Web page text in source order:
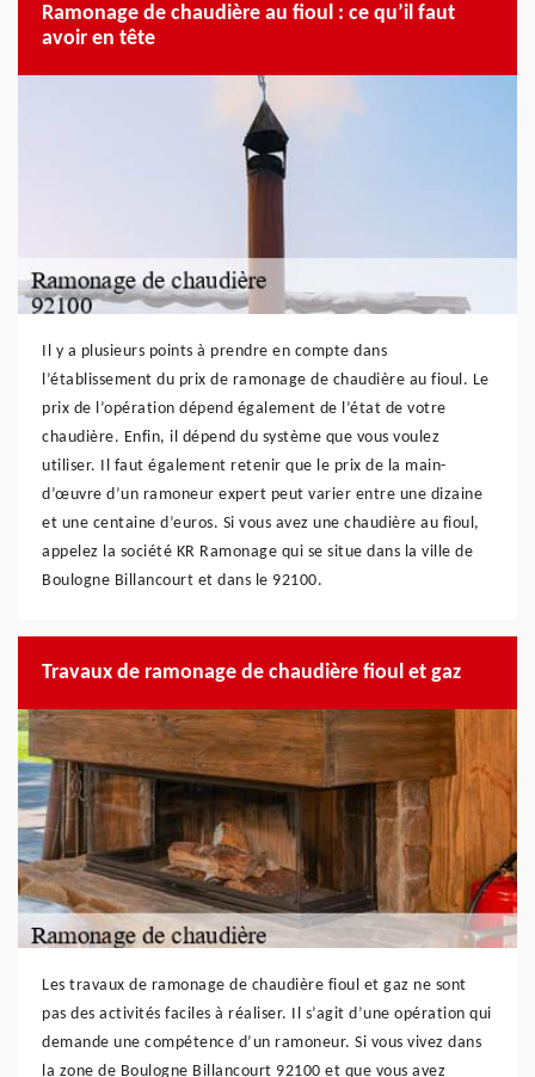
Ramonage de chaudière au fioul : ce qu’il faut
avoir en tête
Il y a plusieurs points à prendre en compte dans
l’établissement du prix de ramonage de chaudière au fioul. Le
prix de l’opération dépend également de l’état de votre
chaudière. Enfin, il dépend du système que vous voulez
utiliser. Il faut également retenir que le prix de la main-
d’œuvre d’un ramoneur expert peut varier entre une dizaine
et une centaine d’euros. Si vous avez une chaudière au fioul,
appelez la société KR Ramonage qui se situe dans la ville de
Boulogne Billancourt et dans le 92100.
Travaux de ramonage de chaudière fioul et gaz
Les travaux de ramonage de chaudière fioul et gaz ne sont
pas des activités faciles à réaliser. Il s’agit d’une opération qui
demande une compétence d’un ramoneur. Si vous vivez dans
la zone de Boulogne Billancourt 92100 et que vous avez